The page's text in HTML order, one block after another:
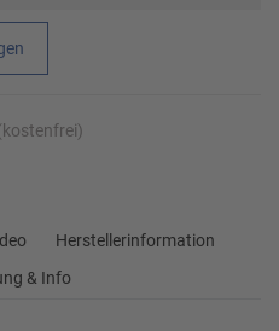
Herstellerinformation
& Info